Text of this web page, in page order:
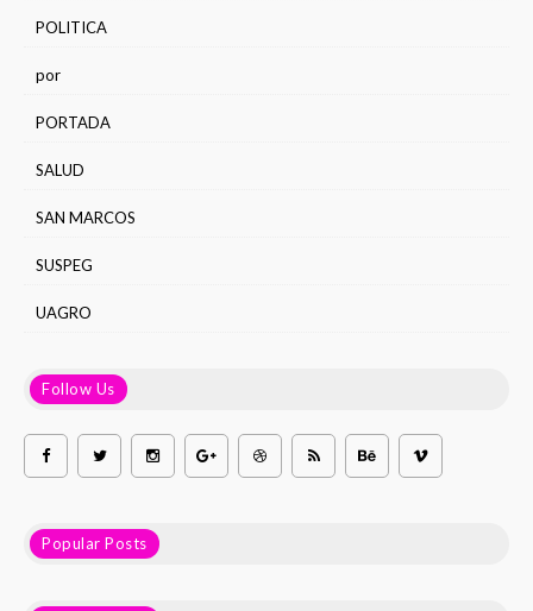
POLITICA
por
PORTADA
SALUD
SAN MARCOS
SUSPEG
UAGRO
Follow Us
Popular Posts